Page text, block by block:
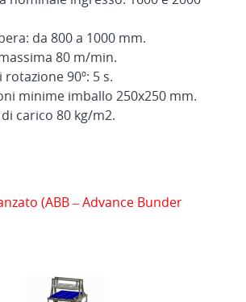
da 800 a 1000 mm.
80 m/min.
rotazione 90º: 5 s.
minime imballo 250x250 mm.
carico 80 kg/m2.
(ABB – Advance Bunder